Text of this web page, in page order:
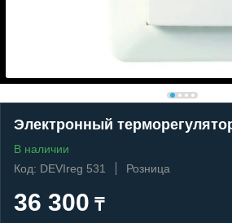
Электронный
В наличии
Код: DEVIreg 531
Розница
36 300 ₸